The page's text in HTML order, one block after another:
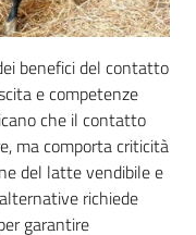
benefici del contatto
e competenze
che il contatto
ma comporta criticità
del latte vendibile e
richiede
garantire